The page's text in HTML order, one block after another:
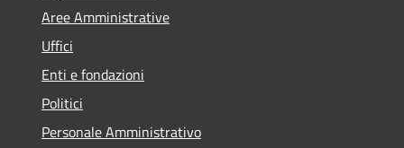
Aree Amministrative
Uffici
Enti e fondazioni
Politici
Personale Amministrativo